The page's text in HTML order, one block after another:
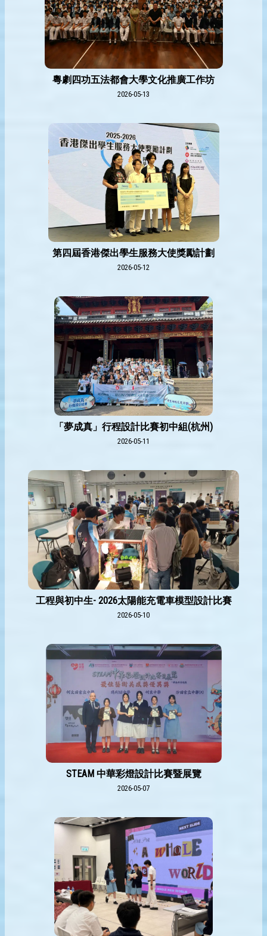
粵劇四功五法都會大學文化推廣工作坊
2026-05-13
第四屆香港傑出學生服務大使獎勵計劃
2026-05-12
「夢成真」行程設計比賽初中組(杭州)
2026-05-11
工程與初中生- 2026太陽能充電車模型設計比賽
2026-05-10
STEAM 中華彩燈設計比賽暨展覽
2026-05-07